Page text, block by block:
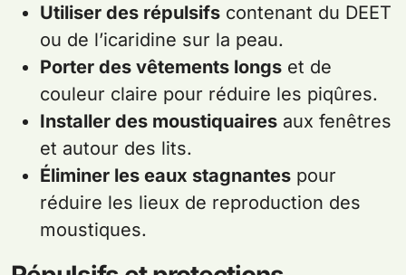
Utiliser des répulsifs contenant du DEET
ou de l’icaridine sur la peau.
Porter des vêtements longs et de
couleur claire pour réduire les piqûres.
Installer des moustiquaires aux fenêtres
et autour des lits.
Éliminer les eaux stagnantes pour
réduire les lieux de reproduction des
moustiques.